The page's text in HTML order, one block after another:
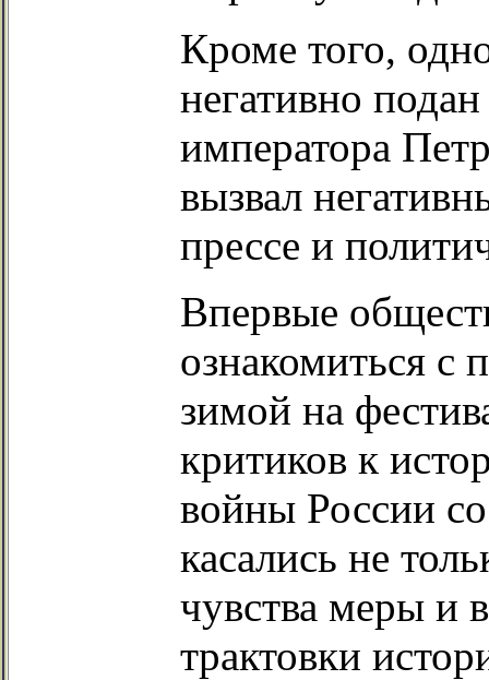
Кроме того,
негативно
императора
вызвал
прессе и
Впервые
ознакомиться с
зимой на
критиков к
войны России
касались не
чувства меры и
трактовки